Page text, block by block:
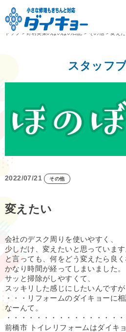
トップ
>野村美菜のほのぼの日記 > その他 > 変え
スタッフ
2022/07/21 その他
変えたい
会社のデスク周りを使いやすく、
少しだけ、変えたいと思っています
と言っても、何をどう変えたら良
かなり時間が経ってしまいました。
サッと掃除がしやすくて、
スッキリした感じにしたいんですが
・・・リフォームのダイキョーに
なーんて。
・・・・・・・・・・・・・・・・
前橋市 トイレリフォームはダイキ